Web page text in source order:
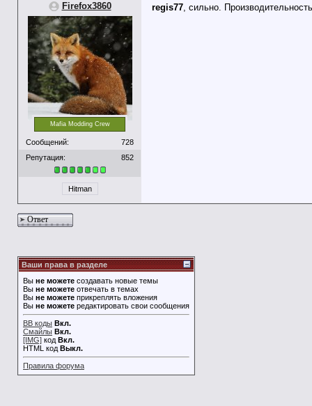
Firefox3860
Mafia Modding Crew
Сообщений:
728
Репутация:
852
Hitman
regis77 , сильно.
Ответ
Ваши права в разделе
Вы не можете создавать новые темы
Вы не можете отвечать в темах
Вы не можете прикреплять вложения
Вы не можете редактировать свои сообщения
BB коды Вкл.
Смайлы Вкл.
[IMG] код Вкл.
HTML код Выкл.
Правила форума